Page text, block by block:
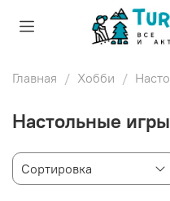
Главная Хобби
Настольные игры